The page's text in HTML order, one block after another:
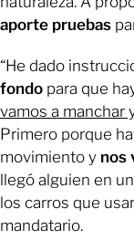
aporte pruebas
“He dado
fondo para que
vamos a manchar
Primero porque
movimiento y nos
llegó alguien en
los carros que
mandatario.